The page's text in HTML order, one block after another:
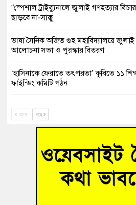
“স্পেশাল ট্রাইব্যুনালে জুলাই গণহত্যার
ছাড়বে না-সাক্কু
ভাষা সৈনিক অজিত গুহ মহাবিদ্যালয়ে
আলোচনা সভা ও পুরস্কার বিতরণ
‘হাসিনাকে ফেরাতে তৎপরতা’ কুবিতে ১১
ফাইন্ডিং কমিটি গঠন
জুলাই গণঅভ্যুত্থান দিবসে কুমিল্লায় শ্রদ্ধা,
তনু হত্যা মামলায় গ্রেফতার সাবেক সেনা
হাইকোর্টের জামিনে মুক্ত
আহত শিক্ষার্থীদের দেখতে গিয়ে মেডিকেলের
আগে পরে